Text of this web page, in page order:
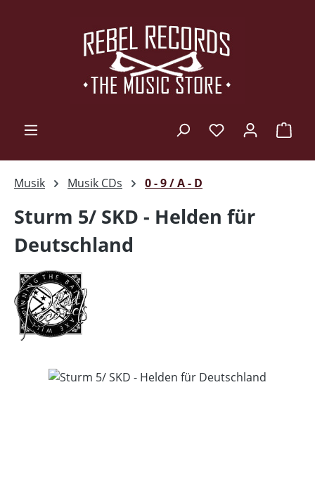
Musik Musik CDs 0 - 9 / A - D
Sturm 5/ SKD - Helden für
Deutschland